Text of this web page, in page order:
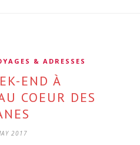
& ADRESSES
END À
COEUR DES
2017